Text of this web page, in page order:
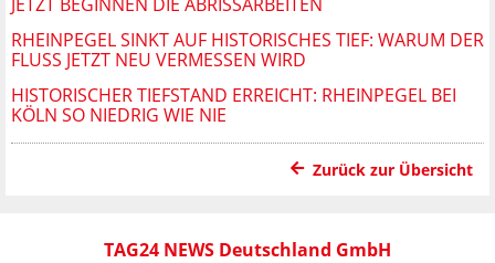
RHEINPEGEL SINKT AUF HISTORISCHES TIEF: WARUM DER
FLUSS JETZT NEU VERMESSEN WIRD
HISTORISCHER TIEFSTAND ERREICHT: RHEINPEGEL BEI
KÖLN SO NIEDRIG WIE NIE
Zurück zur Übersicht
TAG24 NEWS Deutschland GmbH